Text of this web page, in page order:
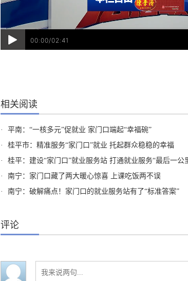
00:00/02:41
相关阅读
· 平南：“一核多元”促就业 家门口端起“幸福碗”
·
桂平市：精准服务“家门口”就业 托起群众稳稳的幸福
·
桂平：建设“家门口”就业服务站 打通就业服务“最后一公
·
南宁：家门口藏了两大暖心惊喜 上课吃饭两不误
·
南宁：破解痛点！家门口的就业服务站有了“标准答案”
评论